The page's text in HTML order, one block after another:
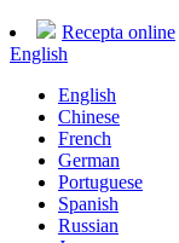
Recepta online
English
English
Chinese
French
German
Portuguese
Spanish
Russian